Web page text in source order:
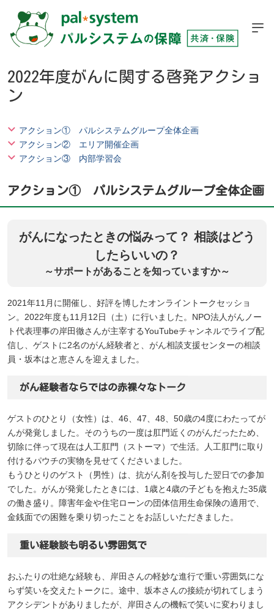
2022年度がんに関する啓発アクショ
ン
アクション① パルシステムグループ全体企画
アクション② エリア開催企画
アクション③ 内部学習会
アクション① パルシステムグループ全体企画
がんになったときの悩みって？ 相談はどう
したらいいの？
～サポートがあることを知っていますか～
2021年11月に開催し、好評を博したオンライントークセッショ
ン。2022年度も11月12日（土）に行いました。NPO法人がんノー
ト代表理事の岸田徹さんが主宰するYouTubeチャンネルでライブ配
信し、ゲストに2名のがん経験者と、がん相談支援センターの相談
員・坂本はと恵さんを迎えました。
がん経験者ならではの赤裸々なトーク
ゲストのひとり（女性）は、46、47、48、50歳の4度にわたってが
んが発覚しました。そのうちの一度は肛門近くのがんだったため、
切除に伴って現在は人工肛門（ストーマ）で生活。人工肛門に取り
付けるパウチの実物を見せてくださいました。
もうひとりのゲスト（男性）は、抗がん剤を投与した翌日での参加
でした。がんが発覚したときには、1歳と4歳の子どもを抱えた35歳
の働き盛り。障害年金や住宅ローンの団体信用生命保険の適用で、
金銭面での困難を乗り切ったことをお話しいただきました。
重い経験談も明るい雰囲気で
おふたりの壮絶な経験も、岸田さんの軽妙な進行で重い雰囲気にな
らず笑いを交えたトークに。途中、坂本さんの接続が切れてしまう
アクシデントがありましたが、岸田さんの機転で笑いに変わりまし